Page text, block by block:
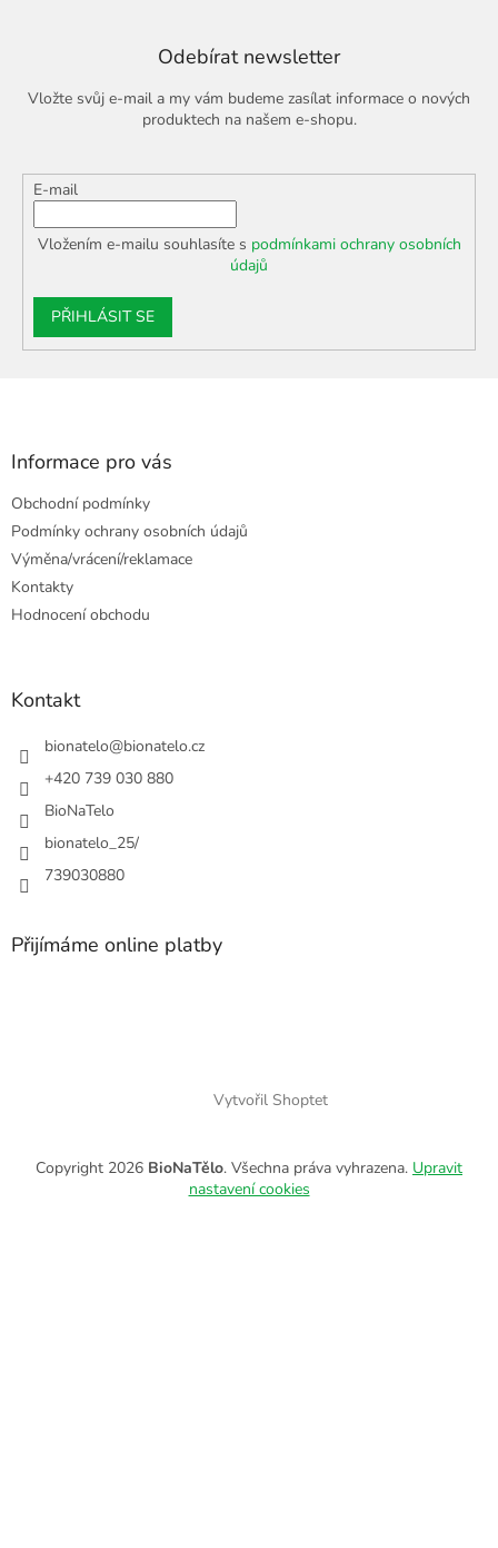
Odebírat newsletter
Vložte svůj e-mail a my vám budeme zasílat informace o nových
produktech na našem e-shopu.
E-mail
Vložením e-mailu souhlasíte s podmínkami ochrany osobních
údajů
PŘIHLÁSIT SE
Informace pro vás
Obchodní podmínky
Podmínky ochrany osobních údajů
Výměna/vrácení/reklamace
Kontakty
Hodnocení obchodu
Kontakt
bionatelo@bionatelo.cz
+420 739 030 880
BioNaTelo
bionatelo_25/
739030880
Přijímáme online platby
Vytvořil Shoptet
Copyright 2026 BioNaTělo. Všechna práva vyhrazena. Upravit
nastavení cookies